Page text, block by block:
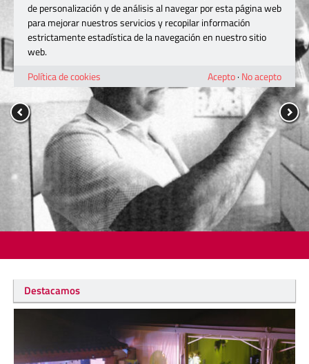
Destacamos
de personalización y de análisis al navegar por esta página web
para mejorar nuestros servicios y recopilar información
estrictamente estadística de la navegación en nuestro sitio
web.
Política de cookies
Acepto· No acepto